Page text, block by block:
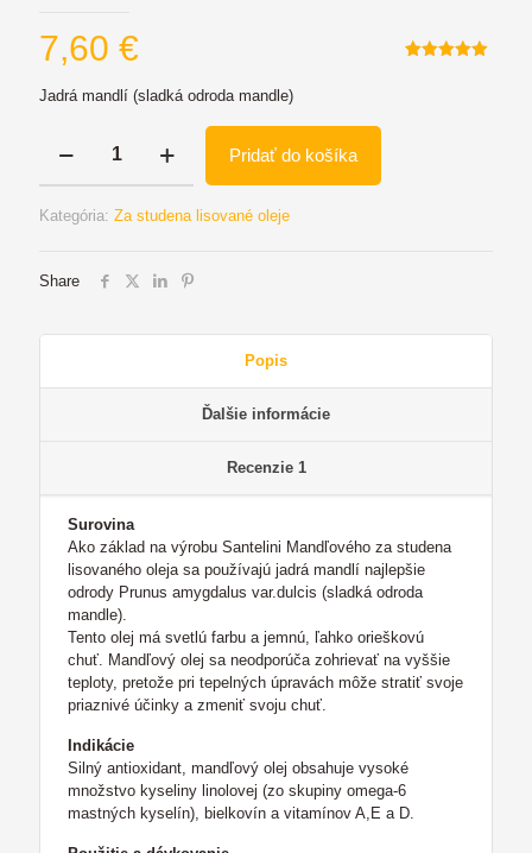
7,60 €
Jadrá mandlí (sladká odroda mandle)
Santelini
Mandľový
250ml
Pridať do košíka
Kategória: Za studena lisované oleje
Share
Popis
Ďalšie informácie
Recenzie 1
Surovina
Ako základ na výrobu Santelini Mandľového za studena
lisovaného oleja sa používajú jadrá mandlí najlepšie
odrody Prunus amygdalus var.dulcis (sladká odroda
mandle).
Tento olej má svetlú farbu a jemnú, ľahko orieškovú
chuť. Mandľový olej sa neodporúča zohrievať na vyššie
teploty, pretože pri tepelných úpravách môže stratiť svoje
priaznivé účinky a zmeniť svoju chuť.
Indikácie
Silný antioxidant, mandľový olej obsahuje vysoké
množstvo kyseliny linolovej (zo skupiny omega-6
mastných kyselín), bielkovín a vitamínov A,E a D.